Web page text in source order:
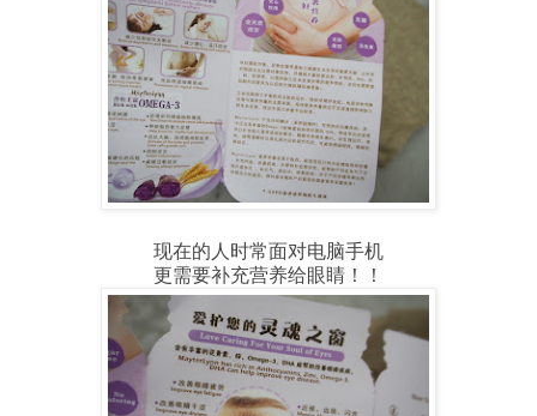
现在的人时常面对电脑手机
更需要补充营养给眼睛！！